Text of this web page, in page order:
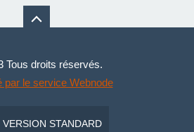
Tous droits réservés.
par le service Webnode
VERSION STANDARD